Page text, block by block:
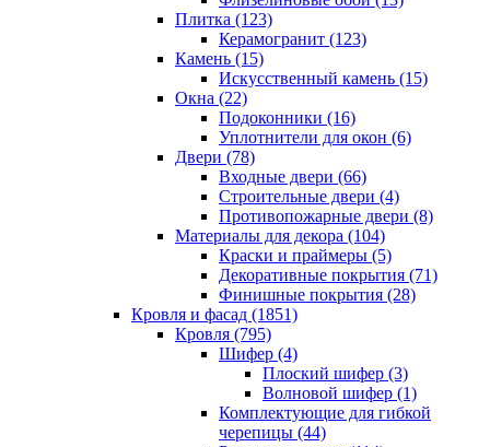
Плитка (123)
Керамогранит (123)
Камень (15)
Искусственный камень (15)
Окна (22)
Подоконники (16)
Уплотнители для окон (6)
Двери (78)
Входные двери (66)
Строительные двери (4)
Противопожарные двери (8)
Материалы для декора (104)
Краски и праймеры (5)
Декоративные покрытия (71)
Финишные покрытия (28)
Кровля и фасад (1851)
Кровля (795)
Шифер (4)
Плоский шифер (3)
Волновой шифер (1)
Комплектующие для гибкой
черепицы (44)